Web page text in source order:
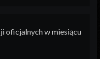
oficjalnych w miesiącu